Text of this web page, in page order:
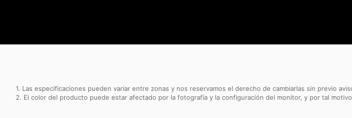
1. Las especificaciones pueden variar entre zonas y nos reservamos el derecho de cambiarlas sin previo
2. El color del producto puede estar afectado por la fotografía y la configuración del monitor, y por tal